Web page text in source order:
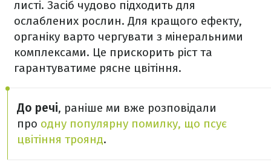
листі. Засіб чудово підходить для
ослаблених рослин. Для кращого ефекту,
органіку варто чергувати з мінеральними
комплексами. Це прискорить ріст та
гарантуватиме рясне цвітіння.
До речі, раніше ми вже розповідали
про одну популярну помилку, що псує
цвітіння троянд.